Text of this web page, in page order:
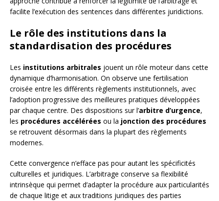
facilite l’exécution des sentences dans différentes juridictions.
Le rôle des institutions dans la
standardisation des procédures
Les institutions arbitrales jouent un rôle moteur dans cette
dynamique d’harmonisation. On observe une fertilisation
croisée entre les différents règlements institutionnels, avec
l’adoption progressive des meilleures pratiques développées
par chaque centre. Des dispositions sur l’arbitre d’urgence,
les procédures accélérées ou la jonction des procédures
se retrouvent désormais dans la plupart des règlements
modernes.
Cette convergence n’efface pas pour autant les spécificités
culturelles et juridiques. L’arbitrage conserve sa flexibilité
intrinsèque qui permet d’adapter la procédure aux particularités
de chaque litige et aux traditions juridiques des parties